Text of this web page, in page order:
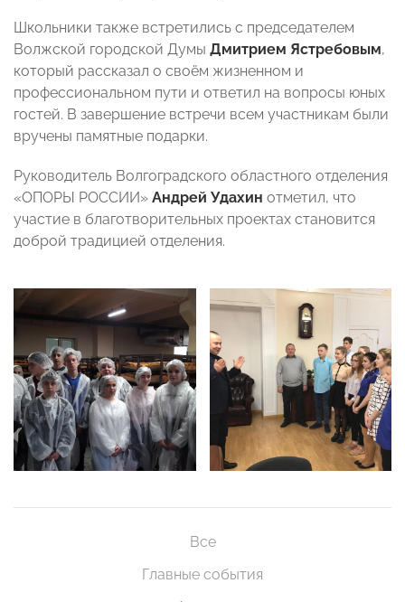
Школьники также встретились с председателем
Волжской городской Думы Дмитрием Ястребовым,
который рассказал о своём жизненном и
профессиональном пути и ответил на вопросы юных
гостей. В завершение встречи всем участникам были
вручены памятные подарки.
Руководитель Волгоградского областного отделения
«ОПОРЫ РОССИИ» Андрей Удахин отметил, что
участие в благотворительных проектах становится
доброй традицией отделения.
Все
Главные события